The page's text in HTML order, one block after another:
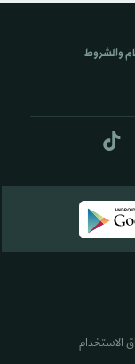
والشروط
الاستخدام